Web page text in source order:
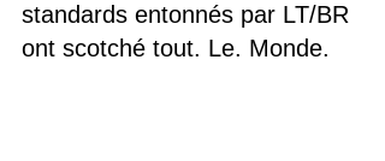
standards entonnés par LT/BR
ont scotché tout. Le. Monde.